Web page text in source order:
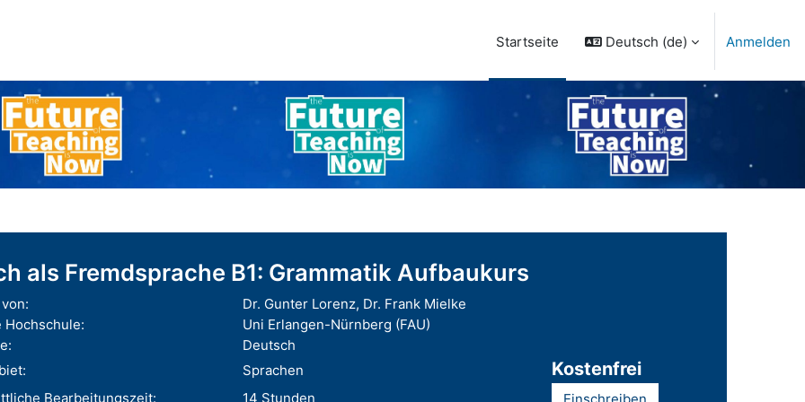
Startseite
Deutsch ‎(de)‎ Anmelden
als Fremdsprache B1: Grammatik Aufbaukurs
Dr. Gunter Lorenz, Dr. Frank Mielke
Hochschule:
Uni Erlangen-Nürnberg (FAU)
Deutsch
Sprachen Kostenfrei
Bearbeitungszeit: 14 Stunden